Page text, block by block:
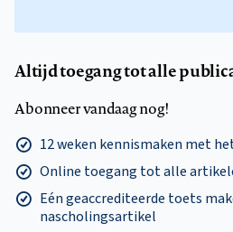
Altijd toegang tot alle
Abonneer vandaag nog!
12 weken kennismaken met
Online toegang tot alle
Eén geaccrediteerde toets
nascholingsartikel